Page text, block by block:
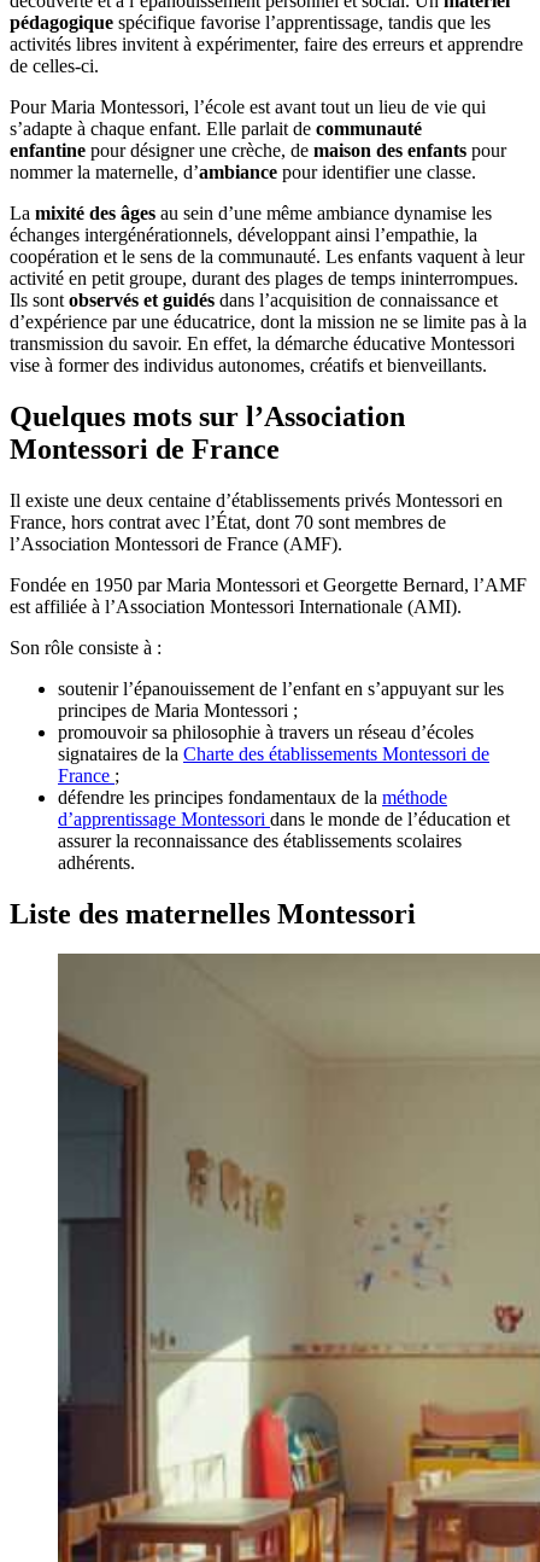
pédagogique spécifique favorise l’apprentissage, tandis que les
activités libres invitent à expérimenter, faire des erreurs et apprendre
de celles-ci.
Pour Maria Montessori, l’école est avant tout un lieu de vie qui
s’adapte à chaque enfant. Elle parlait de communauté
enfantine pour désigner une crèche, de maison des enfants pour
nommer la maternelle, d’ambiance pour identifier une classe.
La mixité des âges au sein d’une même ambiance dynamise les
échanges intergénérationnels, développant ainsi l’empathie, la
coopération et le sens de la communauté. Les enfants vaquent à leur
activité en petit groupe, durant des plages de temps ininterrompues.
Ils sont observés et guidés dans l’acquisition de connaissance et
d’expérience par une éducatrice, dont la mission ne se limite pas à la
transmission du savoir. En effet, la démarche éducative Montessori
vise à former des individus autonomes, créatifs et bienveillants.
Quelques mots sur l’Association
Montessori de France
Il existe une deux centaine d’établissements privés Montessori en
France, hors contrat avec l’État, dont 70 sont membres de
l’Association Montessori de France (AMF).
Fondée en 1950 par Maria Montessori et Georgette Bernard, l’AMF
est affiliée à l’Association Montessori Internationale (AMI).
Son rôle consiste à :
soutenir l’épanouissement de l’enfant en s’appuyant sur les
principes de Maria Montessori ;
promouvoir sa philosophie à travers un réseau d’écoles
signataires de la Charte des établissements Montessori de
France ;
défendre les principes fondamentaux de la méthode
d’apprentissage Montessori dans le monde de l’éducation et
assurer la reconnaissance des établissements scolaires
adhérents.
Liste des maternelles Montessori